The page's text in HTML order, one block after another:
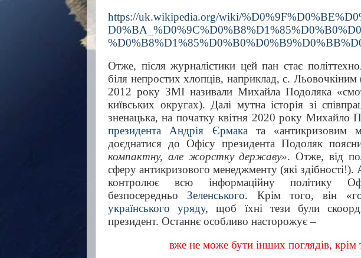
https://uk.wikipedia.org/wiki/
Отже, після журналістики цей пан стає
біля непростих хлопців, наприклад, с. Льовочкіним
2012 року ЗМІ називали Михайла Подоляка
київських округах). Далі мутна історія зі
зненацька, на початку квітня 2020 року Михайло
президента
Андрія Єрмаката «антикризовим
доєднатися до Офісу президента Подоляк
компактну, але жорстку державу». Отже, від
сферу антикризового менеджменту (які
контролює всю інформаційну політику
безпосередньо Зеленського. Крім того, він
українського уряду, щоб їхні тези були
президент. Останнє особливо насторожує –
вже не може бути інших поглядів, крім